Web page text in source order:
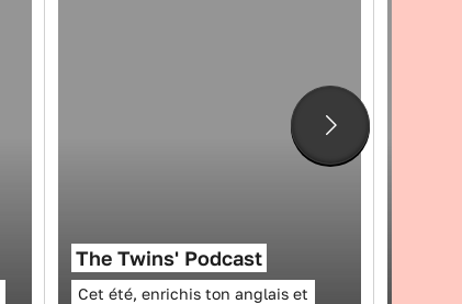
The Twins' Podcast
Cet été, enrichis ton anglais et